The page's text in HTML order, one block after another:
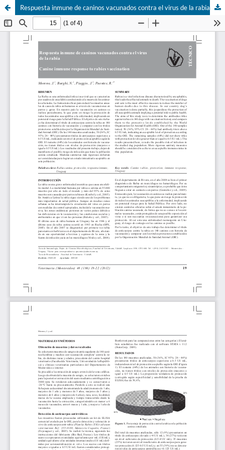
Respuesta inmune de caninos vacunados contra el virus de la rabia